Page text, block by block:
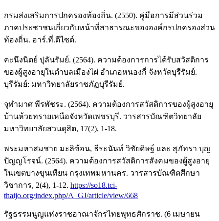
กรมส่งเสริมการปกครองท้องถิ่น. (2550). คู่มือการมีส่วนร่วม
ภาคประชาชนเกี่ยวกับหน้าที่สาธารณะขององค์กรปกครองส่วน
ท้องถิ่น. อาร์.ที่.ดีไซด์.
คะนึงนิตย์ ปุลันรัมย์. (2564). ความต้องการการได้รับสวัสดิการ
ของผู้สูงอายุในตำบลเมืองไผ่ อำเภอหนองกี่ จังหวัดบุรีรัมย์.
บุรีรัมย์: มหาวิทยาลัยราชภัฏบุรีรัมย์.
จุฬามาศ พีรพัชระ. (2564). ความต้องการสวัสดิการของผู้สูงอายุ
บ้านห้วยทรายเหนือจังหวัดเพชรบุรี. วารสารบัณฑิตวิทยาลัย
มหาวิทยาลัยสวนดุสิต, 17(2), 1-18.
พระมหาสมชาย มะลิซ้อน, ธีระนันท์ วิชัยดิษฐ์ และ สุภัทรา บุญ
ปัญญโรจน์. (2564). ความต้องการสวัสดิการสังคมของผู้สูงอายุ
ในเขตบางขุนเทียน กรุงเทพมหานคร. วารสารบัณฑิตศึกษา
วิชาการ, 2(4), 1-12. https://so18.tci-
thaijo.org/index.php/A_GJ/article/view/668
รัฐธรรมนูญแห่งราชอาณาจักรไทยพุทธศักราช. (6 เมษายน